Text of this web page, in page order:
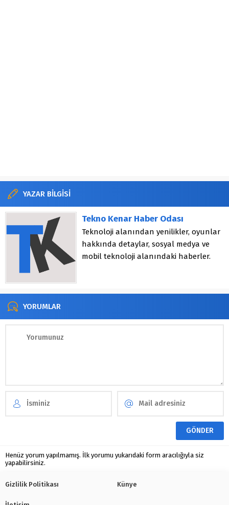
YAZAR BİLGİSİ
Tekno Kenar Haber Odası
Teknoloji alanından yenilikler, oyunlar
hakkında detaylar, sosyal medya ve
mobil teknoloji alanındaki haberler.
YORUMLAR
Henüz yorum yapılmamış. İlk yorumu yukarıdaki form aracılığıyla siz
yapabilirsiniz.
Gizlilik Politikası Künye